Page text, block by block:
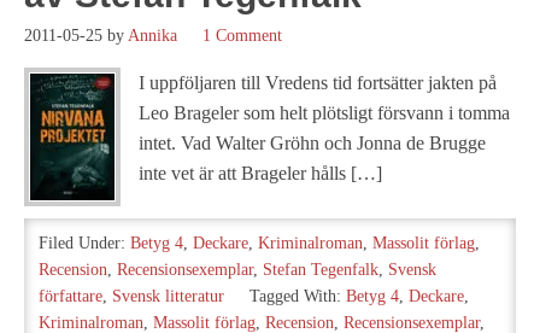
2011-05-25 by Annika 1 Comment
I uppföljaren till Vredens tid fortsätter jakten på
Leo Brageler som helt plötsligt försvann i tomma
intet. Vad Walter Gröhn och Jonna de Brugge
inte vet är att Brageler hålls […]
Filed Under: Betyg 4, Deckare, Kriminalroman, Massolit förlag,
Recension, Recensionsexemplar, Stefan Tegenfalk, Svensk
författare, Svensk litteratur Tagged With: Betyg 4, Deckare,
Kriminalroman, Massolit förlag, Recension, Recensionsexemplar,